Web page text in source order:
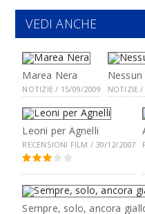
VEDI ANCHE
Marea Nera
NOTIZIE / 15/09/2009 NOTIZIE
Leoni per Agnelli
RECENSIONI FILM / 30/12/2007
Sempre, solo, ancora